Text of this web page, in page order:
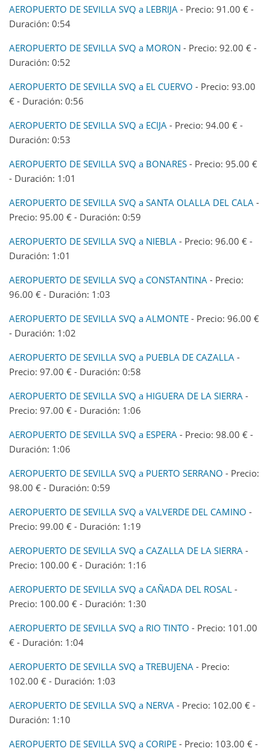
AEROPUERTO DE SEVILLA SVQ a LEBRIJA - Precio: 91.00 € -
Duración: 0:54
AEROPUERTO DE SEVILLA SVQ a MORON - Precio: 92.00 € -
Duración: 0:52
AEROPUERTO DE SEVILLA SVQ a EL CUERVO - Precio: 93.00
€ - Duración: 0:56
AEROPUERTO DE SEVILLA SVQ a ECIJA - Precio: 94.00 € -
Duración: 0:53
AEROPUERTO DE SEVILLA SVQ a BONARES - Precio: 95.00 €
- Duración: 1:01
AEROPUERTO DE SEVILLA SVQ a SANTA OLALLA DEL CALA -
Precio: 95.00 € - Duración: 0:59
AEROPUERTO DE SEVILLA SVQ a NIEBLA - Precio: 96.00 € -
Duración: 1:01
AEROPUERTO DE SEVILLA SVQ a CONSTANTINA - Precio:
96.00 € - Duración: 1:03
AEROPUERTO DE SEVILLA SVQ a ALMONTE - Precio: 96.00 €
- Duración: 1:02
AEROPUERTO DE SEVILLA SVQ a PUEBLA DE CAZALLA -
Precio: 97.00 € - Duración: 0:58
AEROPUERTO DE SEVILLA SVQ a HIGUERA DE LA SIERRA -
Precio: 97.00 € - Duración: 1:06
AEROPUERTO DE SEVILLA SVQ a ESPERA - Precio: 98.00 € -
Duración: 1:06
AEROPUERTO DE SEVILLA SVQ a PUERTO SERRANO - Precio:
98.00 € - Duración: 0:59
AEROPUERTO DE SEVILLA SVQ a VALVERDE DEL CAMINO -
Precio: 99.00 € - Duración: 1:19
AEROPUERTO DE SEVILLA SVQ a CAZALLA DE LA SIERRA -
Precio: 100.00 € - Duración: 1:16
AEROPUERTO DE SEVILLA SVQ a CAÑADA DEL ROSAL -
Precio: 100.00 € - Duración: 1:30
AEROPUERTO DE SEVILLA SVQ a RIO TINTO - Precio: 101.00
€ - Duración: 1:04
AEROPUERTO DE SEVILLA SVQ a TREBUJENA - Precio:
102.00 € - Duración: 1:03
AEROPUERTO DE SEVILLA SVQ a NERVA - Precio: 102.00 € -
Duración: 1:10
AEROPUERTO DE SEVILLA SVQ a CORIPE - Precio: 103.00 € -